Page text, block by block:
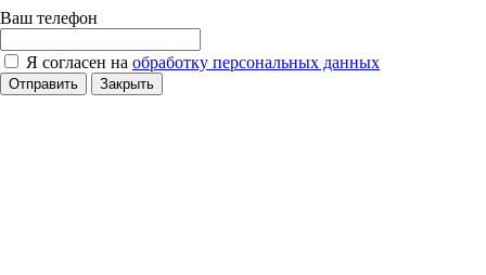
Ваш телефон
Я согласен на обработку персональных данных
Отправить Закрыть